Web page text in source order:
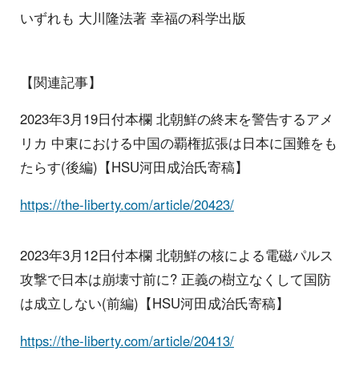
いずれも 大川隆法著 幸福の科学出版
【関連記事】
2023年3月19日付本欄 北朝鮮の終末を警告するアメ
リカ 中東における中国の覇権拡張は日本に国難をも
たらす(後編)【HSU河田成治氏寄稿】
https://the-liberty.com/article/20423/
2023年3月12日付本欄 北朝鮮の核による電磁パルス
攻撃で日本は崩壊寸前に? 正義の樹立なくして国防
は成立しない(前編)【HSU河田成治氏寄稿】
https://the-liberty.com/article/20413/